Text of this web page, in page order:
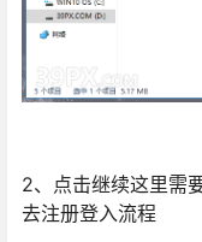
2、点击继续这里需
去注册登入流程